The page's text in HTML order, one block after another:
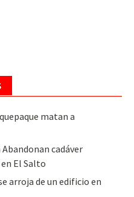
matan a
Abandonan cadáver
El Salto
arroja de un edificio en